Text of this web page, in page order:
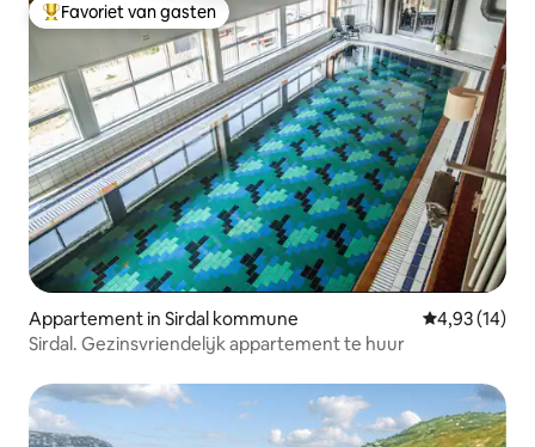
Topfavoriet van gasten
Favoriet van gasten
Appartement in Sirdal kommune Gemiddelde
4,93 (14)
Sirdal. Gezinsvriendelijk appartement te huur